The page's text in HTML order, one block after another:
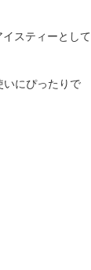
スティーとして
いにぴったりで